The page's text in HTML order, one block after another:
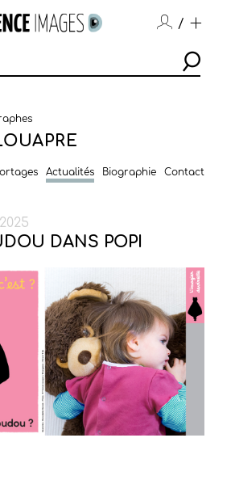
/
Actualités Biographie Contact
DANS POPI